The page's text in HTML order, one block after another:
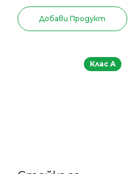
Добави Продукт
Клас A